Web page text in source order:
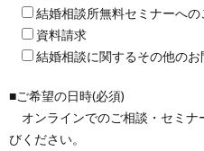
結婚相談所無料セミナーへの
資料請求
結婚相談に関するその他の
■ご希望の日時(必須)
オンラインでのご相談・セミナ
びください。